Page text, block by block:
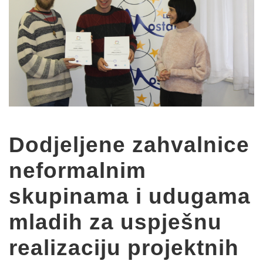
Dodjeljene zahvalnice
neformalnim
skupinama i udugama
mladih za uspješnu
realizaciju projektnih